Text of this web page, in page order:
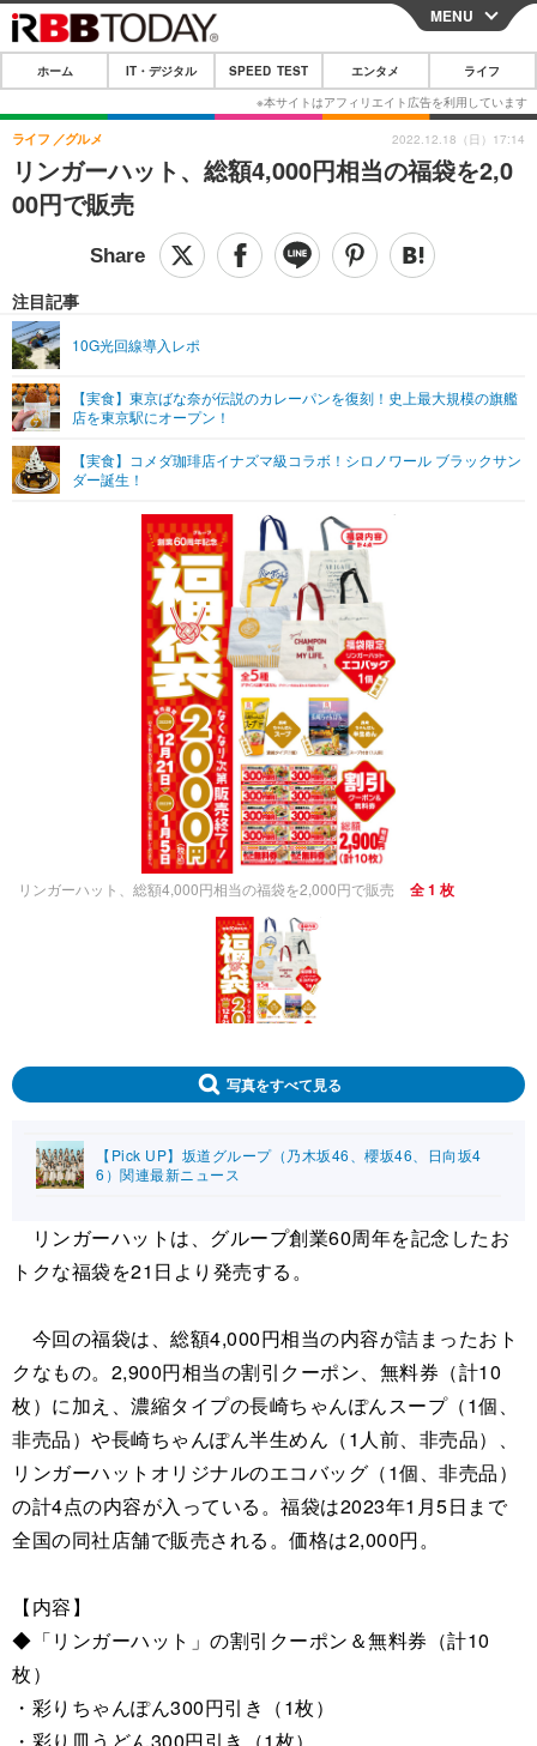
CLOSE
ホーム
IT・デジタル
IT・デジタルTOP スマートフォン
ショッピング その他
SPEED TEST
エンタメTOP 映画・ドラマ
グラビア
ショッピング その他
ライフTOP
その他
リリース一覧
プッシュ通知の停止方法
MENU
ホーム IT・デジタル SPEED TEST エンタメ ライフ
リンガーハット、総額4,000円相当の福袋を2,0
00円で販売
ライフ グルメ
注目記事
10G光回線導入レポ
【実食】東京ばな奈が伝説のカレーパンを復刻！史上最大規模の旗艦
店を東京駅にオープン！
【実食】コメダ珈琲店イナズマ級コラボ！シロノワール ブラックサン
ダー誕生！
2022.12.18（日）17:14
リンガーハット、総額4,000円相当の福袋を2,000円で販売 全 1 枚
写真をすべて見る
【Pick UP】坂道グループ（乃木坂46、櫻坂46、日向坂4
6）関連最新ニュース
リンガーハットは、グループ創業60周年を記念したお
トクな福袋を21日より発売する。
今回の福袋は、総額4,000円相当の内容が詰まったおト
クなもの。2,900円相当の割引クーポン、無料券（計10
枚）に加え、濃縮タイプの長崎ちゃんぽんスープ（1個、
非売品）や長崎ちゃんぽん半生めん（1人前、非売品）、
リンガーハットオリジナルのエコバッグ（1個、非売品）
の計4点の内容が入っている。福袋は2023年1月5日まで
全国の同社店舗で販売される。価格は2,000円。
【内容】
◆「リンガーハット」の割引クーポン＆無料券（計10
枚）
・彩りちゃんぽん300円引き（1枚）